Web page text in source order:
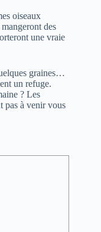
oiseaux
des
une vraie
graines…
un refuge.
? Les
pas à venir vous